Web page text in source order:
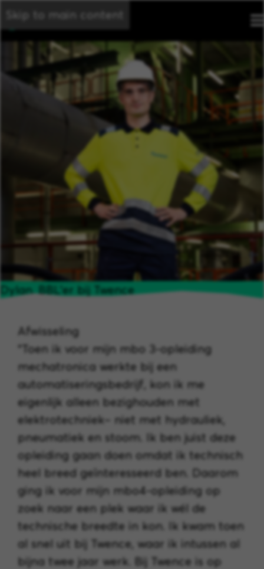
Skip to main content
Dylan, BBL'er bij Twence
Afwisseling
“Toen ik voor mijn mbo 3-opleiding
mechatronica werkte bij een
automatiseringsbedrijf, kon ik me
eigenlijk alleen bezighouden met
elektrotechniek– niet met hydrauliek,
pneumatiek en stoom. Ik ben juist deze
opleiding gaan doen omdat ik technisch
heel breed geïnteresseerd ben. Daarom
ging ik voor mijn mbo4-opleiding op
zoek naar een plek waar ik wél de
technische breedte in kon. Ik kwam toen
al snel uit bij Twence, waar ik intussen al
bijna twee jaar werk. Bij Twence is op